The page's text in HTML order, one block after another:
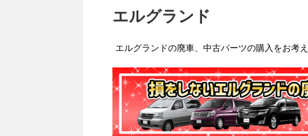
エルグランド
エルグランドの廃車、中古パーツの購入をお考